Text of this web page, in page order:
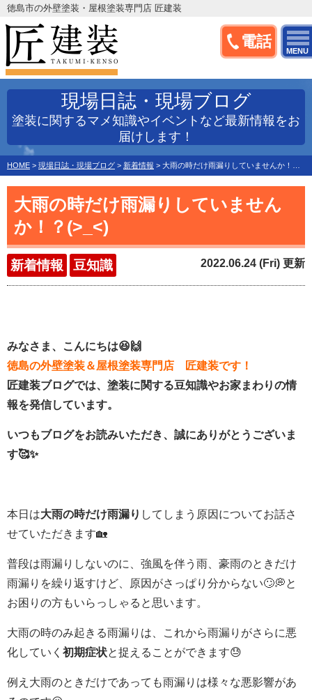
電話
MENU
徳島市の外壁塗装・屋根塗装専門店 匠建装
現場日誌・現場ブログ
塗装に関するマメ知識やイベントなど最新情報をお
届けします！
HOME > 現場日誌・現場ブログ > 新着情報 > 大雨の時だけ雨漏りしていませんか！？(>_<)
大雨の時だけ雨漏りしていません
か！？(>_<)
新着情報 豆知識 2022.06.24 (Fri) 更新
みなさま、こんにちは😆🙌
徳島の外壁塗装＆屋根塗装専門店 匠建装です！
匠建装ブログでは、塗装に関する豆知識やお家まわりの情
報を発信しています。
いつもブログをお読みいただき、誠にありがとうございま
す🥰✨
本日は大雨の時だけ雨漏り してしまう原因についてお話さ
せていただきます🏡
普段は雨漏りしないのに、強風を伴う雨、豪雨のときだけ
雨漏りを繰り返すけど、原因がさっぱり分からない🙄💭と
お困りの方もいらっしゃると思います。
大雨の時のみ起きる雨漏りは、これから雨漏りがさらに悪
化していく 初期症状と捉えることができます😓
例え大雨のときだけであっても雨漏りは様々な悪影響があ